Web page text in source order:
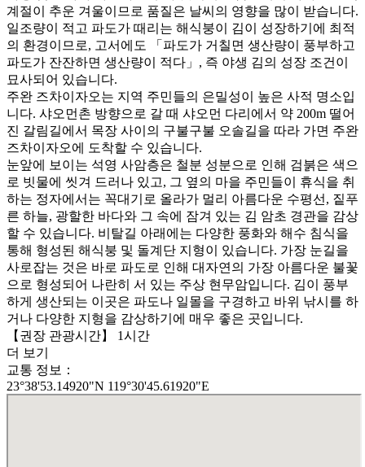
계절이 추운 겨울이므로 품질은 날씨의 영향을 많이 받습니다.
일조량이 적고 파도가 때리는 해식붕이 김이 성장하기에 최적
의 환경이므로, 고서에도 「파도가 거칠면 생산량이 풍부하고
파도가 잔잔하면 생산량이 적다」, 즉 야생 김의 성장 조건이
묘사되어 있습니다.
주완 즈차이자오는 지역 주민들의 은밀성이 높은 사적 명소입
니다. 샤오먼촌 방향으로 갈 때 샤오먼 다리에서 약 200m 떨어
진 갈림길에서 목장 사이의 구불구불 오솔길을 따라 가면 주완
즈차이자오에 도착할 수 있습니다.
눈앞에 보이는 석영 사암층은 철분 성분으로 인해 검붉은 색으
로 빗물에 씻겨 드러나 있고, 그 옆의 마을 주민들이 휴식을 취
하는 정자에서는 꼭대기로 올라가 멀리 아름다운 수평선, 짙푸
른 하늘, 광할한 바다와 그 속에 잠겨 있는 김 암초 경관을 감상
할 수 있습니다. 비탈길 아래에는 다양한 풍화와 해수 침식을
통해 형성된 해식붕 및 돌계단 지형이 있습니다. 가장 눈길을
사로잡는 것은 바로 파도로 인해 대자연의 가장 아름다운 불꽃
으로 형성되어 나란히 서 있는 주상 현무암입니다. 김이 풍부
하게 생산되는 이곳은 파도나 일몰을 구경하고 바위 낚시를 하
거나 다양한 지형을 감상하기에 매우 좋은 곳입니다.
【권장 관광시간】 1시간
더 보기
교통 정보：
23°38'53.14920"N 119°30'45.61920"E